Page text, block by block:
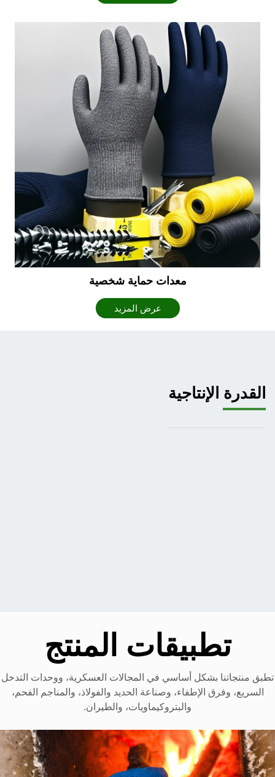
معدات حماية شخصية
عرض المزيد
القدرة الإنتاجية
تطبيقات المنتج
تطبق منتجاتنا بشكل أساسي في المجالات العسكرية، ووحدات التدخل
السريع، وفرق الإطفاء، وصناعة الحديد والفولاذ، والمناجم الفحم،
والبتروكيماويات، والطيران.